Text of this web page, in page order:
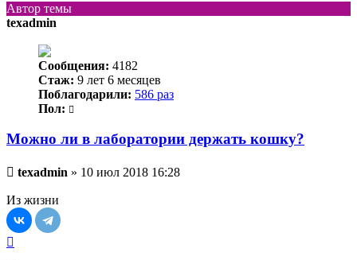
Автор темы
texadmin
Сообщения: 4182
Стаж: 9 лет 6 месяцев
Поблагодарили: 586 раз
Пол:
Можно ли в лаборатории держать кошку?
Непрочитанное
texadmin » 10 июл 2018 16:28
Из жизни